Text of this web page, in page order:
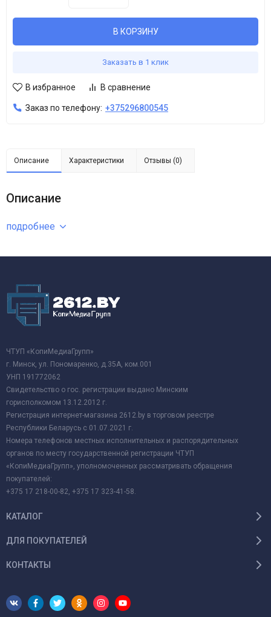
В КОРЗИНУ
Заказать в 1 клик
В избранное В сравнение
Заказ по телефону: +375296800545
Описание Характеристики Отзывы (0)
Описание
подробнее
ЧТУП «КопиМедиаГрупп»
г. Минск, ул. Пономаренко, д.35А, ком.001
УНП 191772062
Свидетельство о гос. регистрации выдано Минским
горисполкомом 13.12.2012 г.
Регистрация интернет-магазина 2612.by в торговом реестре
Республики Беларусь с 01.07.2021 г.
Номера телефонов местных исполнительных и распорядительных
органов по месту государственной регистрации ЧТУП
«КопиМедиаГрупп», уполномоченных рассматривать обращения
покупателей:
+375 17 218-00-82, +375 17 323-41-58.
КАТАЛОГ
ДЛЯ ПОКУПАТЕЛЕЙ
КОНТАКТЫ